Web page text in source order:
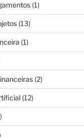
(1)
(13)
(1)
(2)
(12)